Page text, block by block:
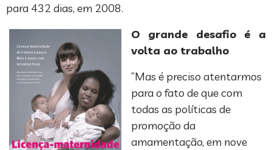
para 432 dias, em 2008.
O grande desafio é a
volta ao trabalho
“Mas é preciso atentarmos
para o fato de que com
todas as políticas de
promoção da
amamentação, em nove